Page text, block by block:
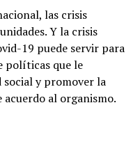
las crisis
Y la crisis
19 puede servir para
políticas que le
social y promover la
al organismo.